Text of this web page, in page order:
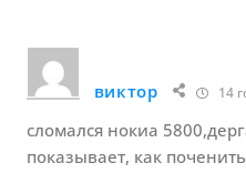
виктор 14
сломался нокиа
показывает, как